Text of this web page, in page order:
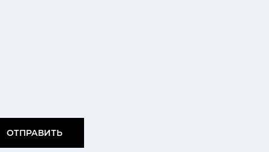
ОТПРАВИТЬ